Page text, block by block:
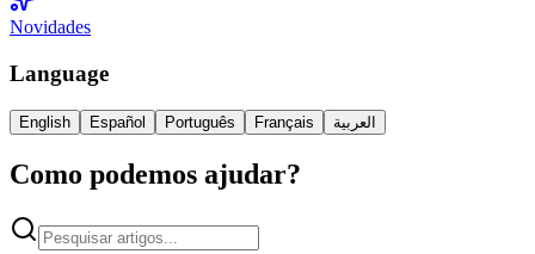
Novidades
Language
English Español Português Français العربية
Como podemos ajudar?